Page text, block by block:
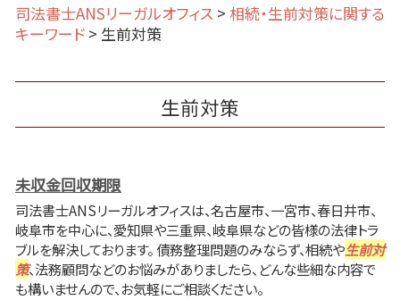
司法書士ANSリーガルオフィス > 相続・生前対策に関する
キーワード > 生前対策
生前対策
未収金回収期限
司法書士ANSリーガルオフィスは、名古屋市、一宮市、春日井市、
岐阜市を中心に、愛知県や三重県、岐阜県などの皆様の法律トラ
ブルを解決しております。 債務整理問題のみならず、相続や生前対
策、法務顧問などのお悩みがありましたら、どんな些細な内容で
も構いませんので、お気軽にご相談ください。